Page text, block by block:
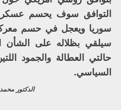
التوافق سوف يحسم
سوريا ويعجل في حسم
سيلقي بظلاله على الشأن
حالتي العطالة والجمود
السياسي.
الدكتور